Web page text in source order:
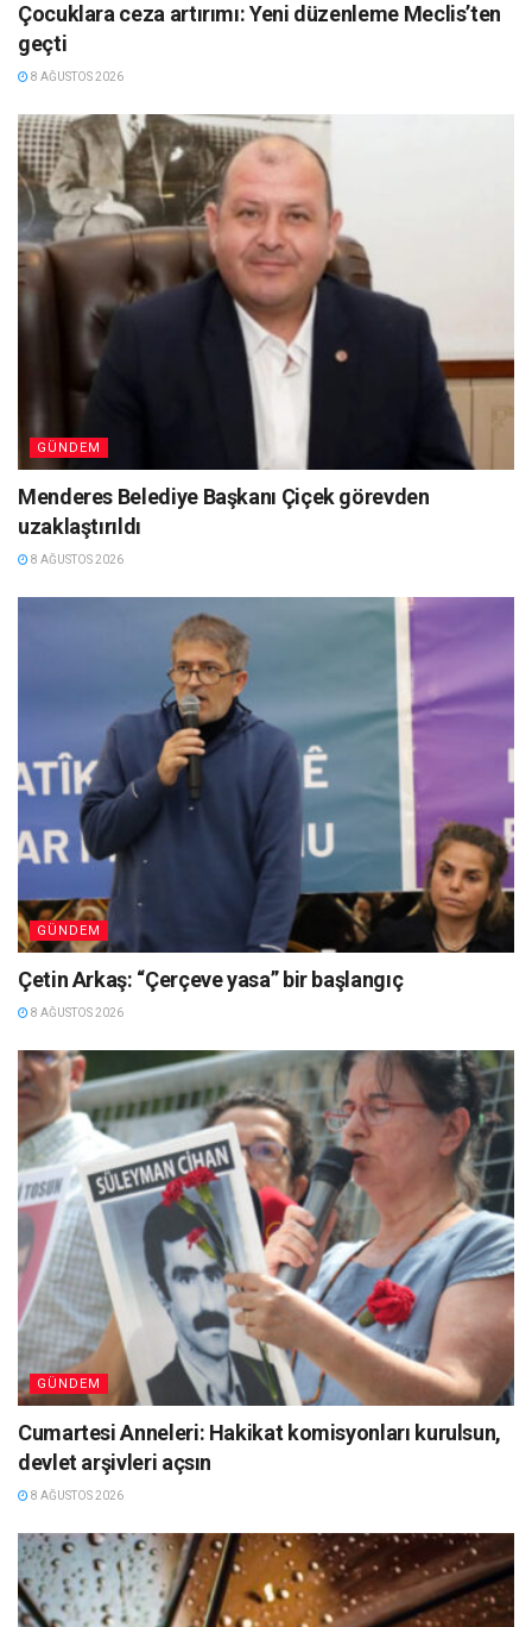
Çocuklara ceza artırımı: Yeni düzenleme Meclis’ten
geçti
8 AĞUSTOS 2026
GÜNDEM
Menderes Belediye Başkanı Çiçek görevden
uzaklaştırıldı
8 AĞUSTOS 2026
GÜNDEM
Çetin Arkaş: “Çerçeve yasa” bir başlangıç
8 AĞUSTOS 2026
GÜNDEM
Cumartesi Anneleri: Hakikat komisyonları kurulsun,
devlet arşivleri açsın
8 AĞUSTOS 2026